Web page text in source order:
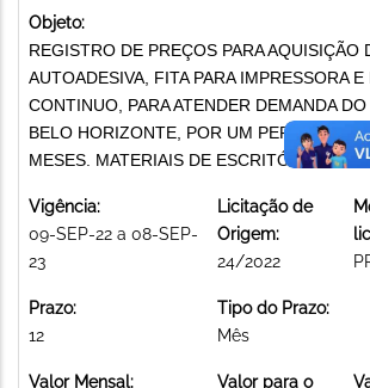
Objeto:
REGISTRO DE PREÇOS PARA AQUISIÇÃO
AUTOADESIVA, FITA PARA IMPRESSORA
CONTINUO, PARA ATENDER DEMANDA
BELO HORIZONTE, POR UM PERÍODO DE
MESES. MATERIAIS DE ESCRITÓRIO
Vigência:
09-SEP-22 a 08-SEP-
23
Licitação de
Origem:
24/2022
Prazo:
12
Tipo do Prazo:
Mês
Valor Mensal:
Valor para o